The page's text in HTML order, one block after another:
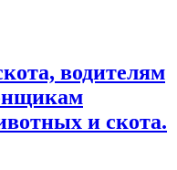
водителям
и скота.